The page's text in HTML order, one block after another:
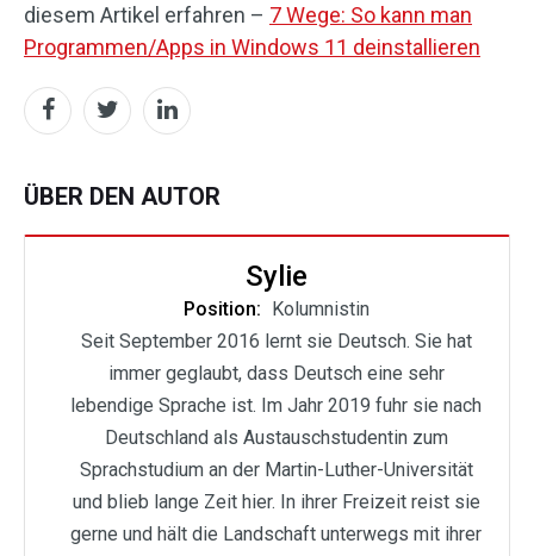
diesem Artikel erfahren – 7 Wege: So kann man
Programmen/Apps in Windows 11 deinstallieren
ÜBER DEN AUTOR
Sylie
Position: Kolumnistin
Seit September 2016 lernt sie Deutsch. Sie hat
immer geglaubt, dass Deutsch eine sehr
lebendige Sprache ist. Im Jahr 2019 fuhr sie nach
Deutschland als Austauschstudentin zum
Sprachstudium an der Martin-Luther-Universität
und blieb lange Zeit hier. In ihrer Freizeit reist sie
gerne und hält die Landschaft unterwegs mit ihrer